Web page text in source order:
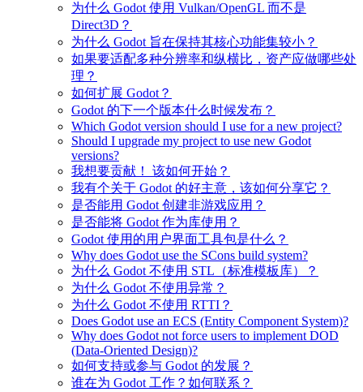
为什么 Godot 使用 Vulkan/OpenGL 而不是
Direct3D？
为什么 Godot 旨在保持其核心功能集较小？
如果要适配多种分辨率和纵横比，资产应做哪些处
理？
如何扩展 Godot？
Godot 的下一个版本什么时候发布？
Which Godot version should I use for a new project?
Should I upgrade my project to use new Godot
versions?
我想要贡献！ 该如何开始？
我有个关于 Godot 的好主意，该如何分享它？
是否能用 Godot 创建非游戏应用？
是否能将 Godot 作为库使用？
Godot 使用的用户界面工具包是什么？
Why does Godot use the SCons build system?
为什么 Godot 不使用 STL（标准模板库）？
为什么 Godot 不使用异常？
为什么 Godot 不使用 RTTI？
Does Godot use an ECS (Entity Component System)?
Why does Godot not force users to implement DOD
(Data-Oriented Design)?
如何支持或参与 Godot 的发展？
谁在为 Godot 工作？如何联系？